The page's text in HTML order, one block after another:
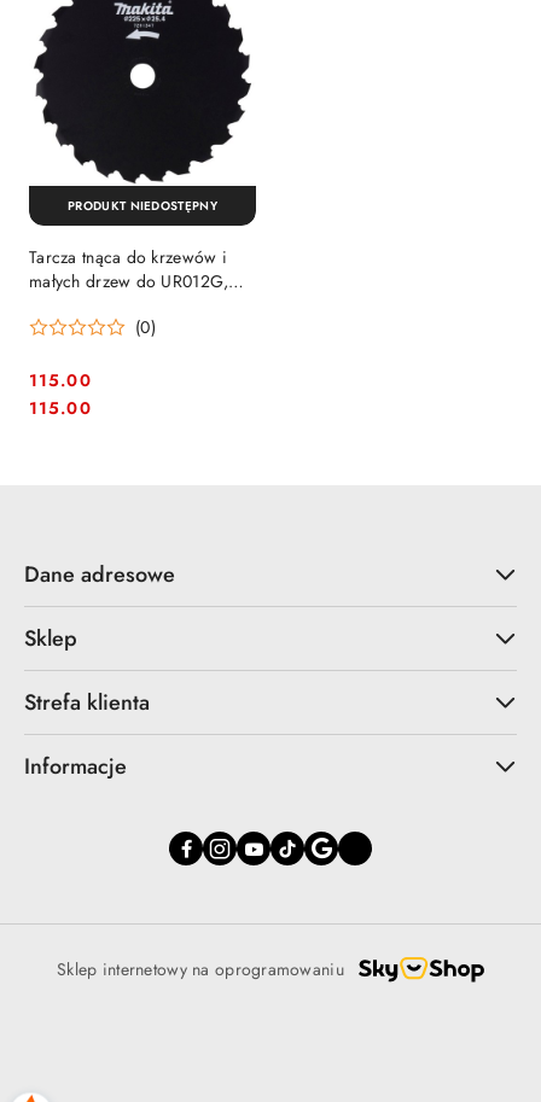
Tarcza tnąca do krzewów i
małych drzew do UR012G,
[199872-9]
(0)
Cena:
115.00
Cena:
115.00
PRODUKT NIEDOSTĘPNY
Dane adresowe
Sklep
Strefa klienta
Informacje
Sklep internetowy na oprogramowaniu